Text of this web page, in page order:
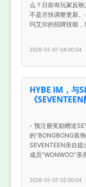
么？日前有玩家反
不是尽快调整更新
玛艾尔的招牌技能，
2026-01-07 04:00:04
HYBE IM，与
《
- 预注册奖励赠送
的“BONGBONG装
SEVENTEEN亲自
成员“WONWOO”亲
2026-01-07 02:00:04